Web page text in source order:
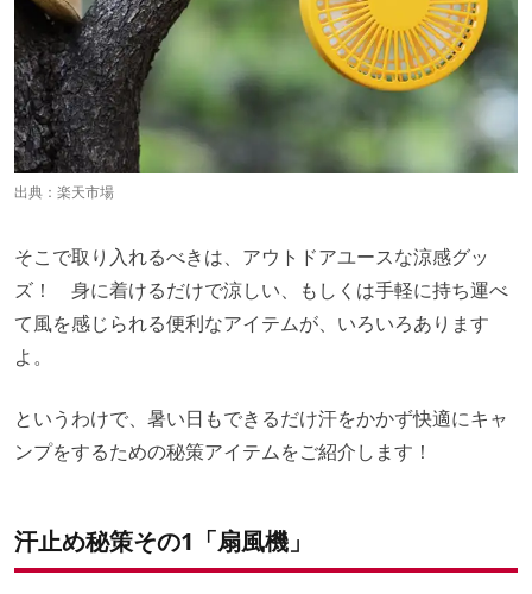
出典： 楽天市場
そこで取り入れるべきは、アウトドアユースな涼感グッ
ズ！ 身に着けるだけで涼しい、もしくは手軽に持ち運べ
て風を感じられる便利なアイテムが、いろいろあります
よ。
というわけで、暑い日もできるだけ汗をかかず快適にキャ
ンプをするための秘策アイテムをご紹介します！
汗止め秘策その1「扇風機」